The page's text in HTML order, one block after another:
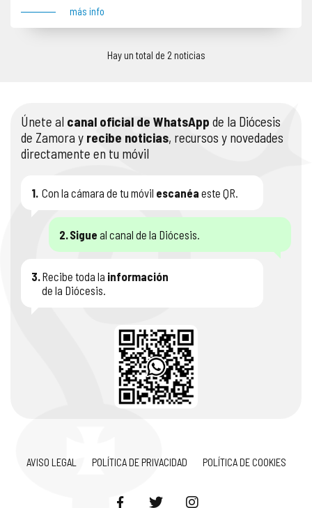
más info
Hay un total de 2 noticias
Únete al canal oficial de WhatsApp de la Diócesis
de Zamora y recibe noticias, recursos y novedades
directamente en tu móvil
1. Con la cámara de tu móvil escanéa este QR.
2.Sigue al canal de la Diócesis.
3.Recibe toda la información
de la Diócesis.
AVISO LEGAL POLÍTICA DE PRIVACIDAD POLÍTICA DE COOKIES